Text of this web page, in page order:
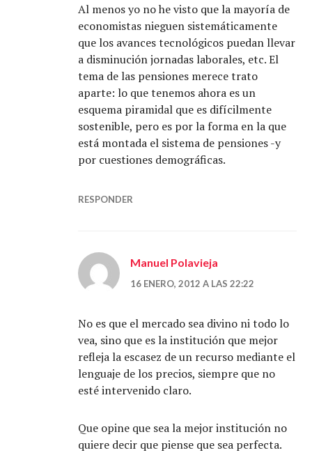
Al menos yo no he visto que la mayoría de
economistas nieguen sistemáticamente
que los avances tecnológicos puedan llevar
a disminución jornadas laborales, etc. El
tema de las pensiones merece trato
aparte: lo que tenemos ahora es un
esquema piramidal que es difícilmente
sostenible, pero es por la forma en la que
está montada el sistema de pensiones -y
por cuestiones demográficas.
RESPONDER
Manuel Polavieja
16 ENERO, 2012 A LAS 22:22
No es que el mercado sea divino ni todo lo
vea, sino que es la institución que mejor
refleja la escasez de un recurso mediante el
lenguaje de los precios, siempre que no
esté intervenido claro.
Que opine que sea la mejor institución no
quiere decir que piense que sea perfecta.